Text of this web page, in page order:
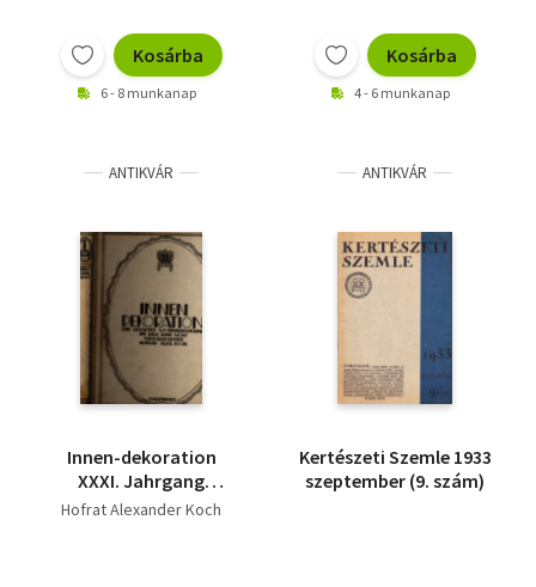
Kosárba
6 - 8 munkanap
Kosárba
4 - 6 munkanap
ANTIKVÁR
Innen-dekoration
XXXI. Jahrgang
(évfolyam), 1920
Hofrat Alexander Koch
ANTIKVÁR
Kertészeti Szemle 1933
szeptember (9. szám)